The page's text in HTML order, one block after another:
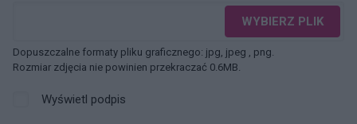
WYBIERZ PLIK
Dopuszczalne formaty pliku graficznego: jpg, jpeg , png.
Rozmiar zdjęcia nie powinien przekraczać 0.6MB.
Wyświetl podpis